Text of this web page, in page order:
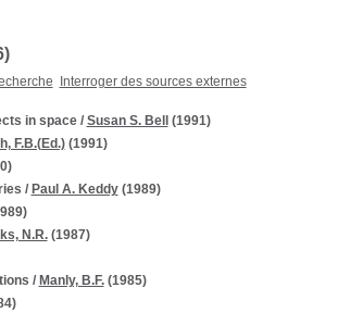
)
Interroger des sources externes
in space/ Susan S. Bell
(1991)
F.B.(Ed.)(1991)
/ Paul A. Keddy(1989)
N.R.(1987)
/ Manly, B.F.(1985)